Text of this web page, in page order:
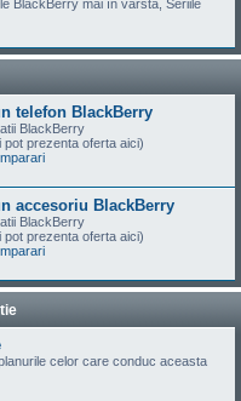
BlackBerry mai în varsta, Seriile
telefon BlackBerry
BlackBerry
prezenta oferta aici)
accesoriu BlackBerry
BlackBerry
prezenta oferta aici)
celor care conduc aceasta